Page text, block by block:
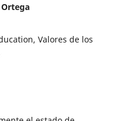
Valores de los